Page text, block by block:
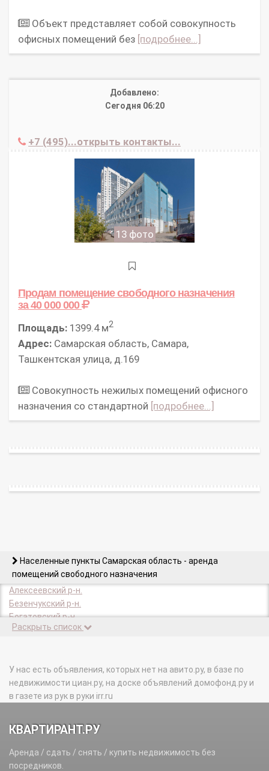
Объект представляет собой совокупность
офисных помещений без [подробнее...]
Добавлено:
Сегодня 06:20
+7 (495)...открыть контакты...
13 фото
Продам помещение свободного назначения
за 40 000 000
Площадь: 1399.4 м2
Адрес: Самарская область, Самара,
Ташкентская улица, д.169
Совокупность нежилых помещений офисного
назначения со стандартной [подробнее...]
Населенные пункты Самарская область - аренда
помещений свободного назначения
Алексеевский р-н.
Безенчукский р-н.
Богатовский р-н.
Большеглушицкий р-н.
Волжский р-н.
Елховский р-н.
Жигулевск г.
Камышлинский р-н.
Кинель г.
Кинель-Черкасский р-н.
Кинельский р-н.
Раскрыть список
У нас есть объявления, которых нет на авито.ру, в базе по
недвижимости циан.ру, на доске объявлений домофонд.ру и
в газете из рук в руки irr.ru
КВАРТИРАНТ.РУ
Аренда / сдать / снять / купить недвижимость без
посредников.